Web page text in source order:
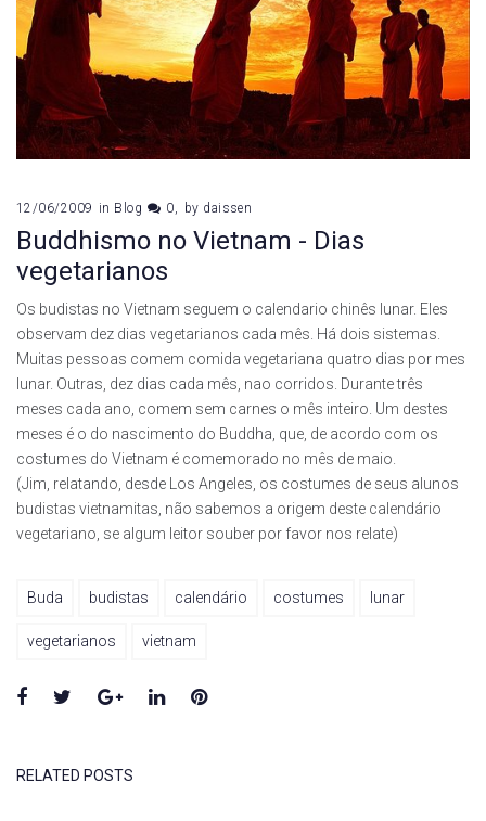
12/06/2009 in Blog 0 by daissen
Buddhismo no Vietnam - Dias
vegetarianos
Os budistas no Vietnam seguem o calendario chinês lunar. Eles
observam dez dias vegetarianos cada mês. Há dois sistemas.
Muitas pessoas comem comida vegetariana quatro dias por mes
lunar. Outras, dez dias cada mês, nao corridos. Durante três
meses cada ano, comem sem carnes o mês inteiro. Um destes
meses é o do nascimento do Buddha, que, de acordo com os
costumes do Vietnam é comemorado no mês de maio.
(Jim, relatando, desde Los Angeles, os costumes de seus alunos
budistas vietnamitas, não sabemos a origem deste calendário
vegetariano, se algum leitor souber por favor nos relate)
Buda budistas calendário costumes lunar
vegetarianos vietnam
Facebook
TwitterGoogle+LinkedInPinterest
RELATED POSTS